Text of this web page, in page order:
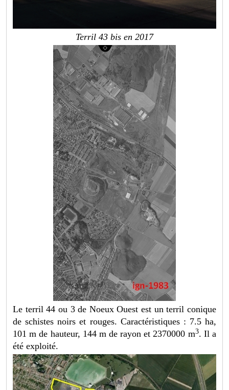
Terril 43 bis en 2017
Le terril 44 ou 3 de Noeux Ouest est un terril conique
de schistes noirs et rouges. Caractéristiques : 7.5 ha,
101 m de hauteur, 144 m de rayon et 2370000 m3. Il a
été exploité.